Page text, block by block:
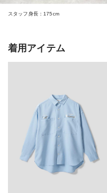
スタッフ身長：175cm
着用アイテム